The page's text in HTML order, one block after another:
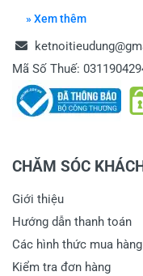
» Xem thêm
Mã Số Thuế:
CHĂM SÓC
Giới thiệu
Hướng dẫn thanh toán
Các hình thức mua hàng
Kiểm tra đơn hàng